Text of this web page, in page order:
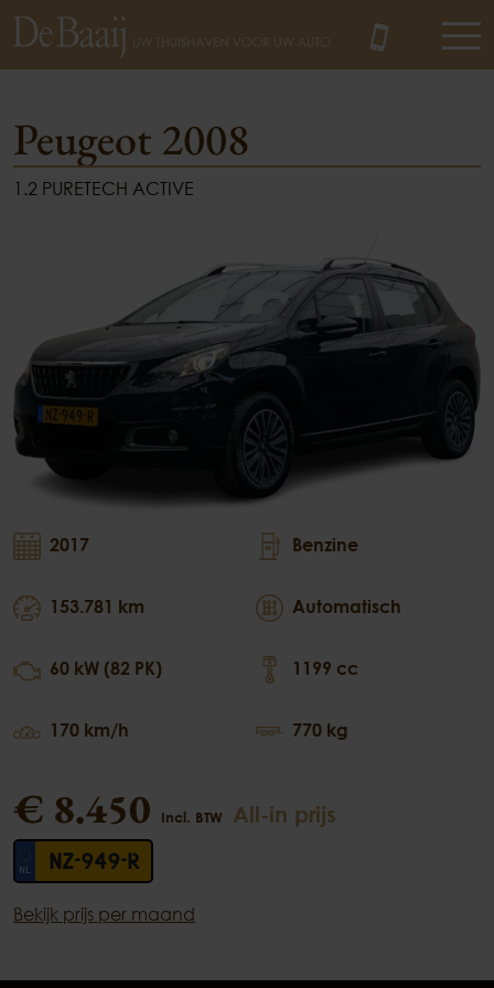
Peugeot 2008
1.2 PURETECH ACTIVE
2017
153.781 km
60 kW (82 PK)
170 km/h
Benzine
Automatisch
1199 cc
770 kg
€ 8.450 Incl. BTW All-in prijs
NZ-949-R
Bekijk prijs per maand